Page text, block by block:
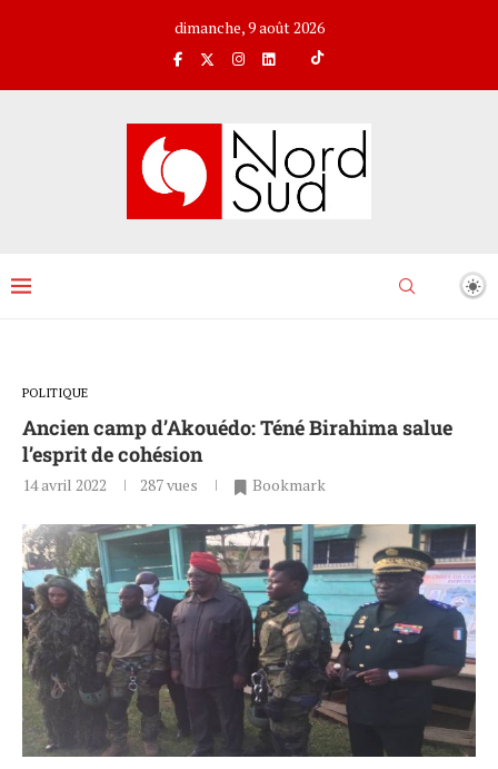
dimanche, 9 août 2026
POLITIQUE
Ancien camp d’Akouédo: Téné Birahima salue
l’esprit de cohésion
14 avril 2022 287vues Bookmark